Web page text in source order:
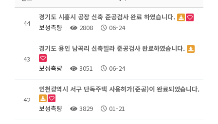
44
경기도 시흥시 공장 신축 준공검사 완료 하였습니다.
보성측량
2808 06-24
43
경기도 용인 남곡리 신축빌라 준공검사 완료하였습니다.
보성측량 3051 06-24
42
인천광역시 서구 단독주택 사용허가(준공)이 완료되었습니다.
보성측량 3829 01-21